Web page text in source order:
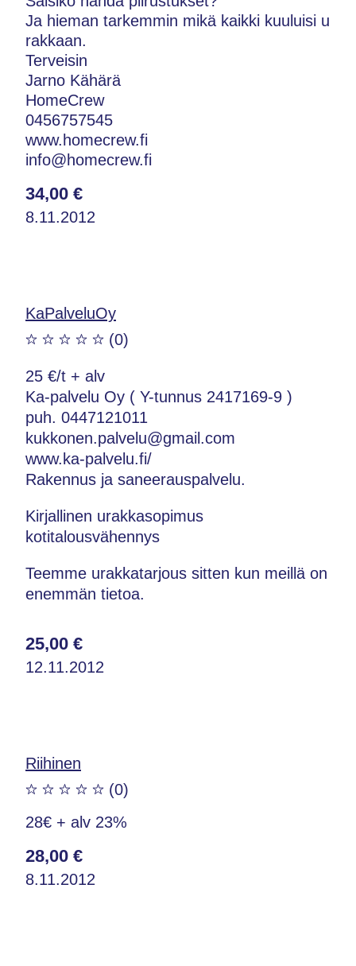
Ja hieman tarkemmin mikä kaikki kuuluisi u
rakkaan.
Terveisin
Jarno Kähärä
HomeCrew
0456757545
www.homecrew.fi
info@homecrew.fi
34,00 €
8.11.2012
KaPalveluOy
(0)
25 €/t + alv
Ka-palvelu Oy ( Y-tunnus 2417169-9 )
puh. 0447121011
kukkonen.palvelu@gmail.com
www.ka-palvelu.fi/
Rakennus ja saneerauspalvelu.
Kirjallinen urakkasopimus
kotitalousvähennys
Teemme urakkatarjous sitten kun meillä on
enemmän tietoa.
25,00 €
12.11.2012
Riihinen
(0)
28€ + alv 23%
28,00 €
8.11.2012